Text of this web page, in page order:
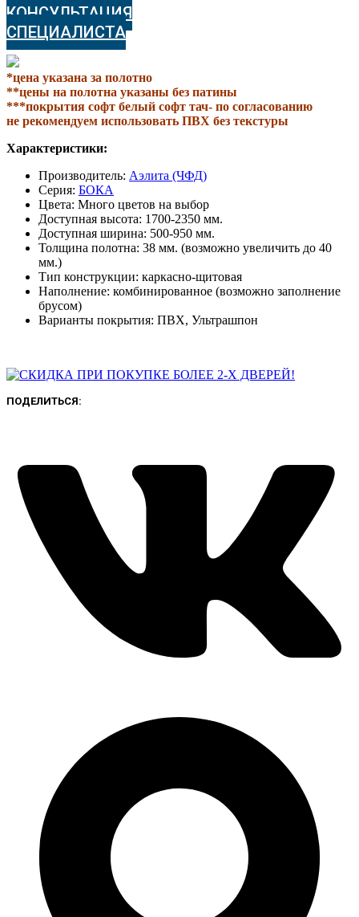
КОНСУЛЬТАЦИЯ
СПЕЦИАЛИСТА
*цена указана за полотно
**цены на полотна указаны без патины
***покрытия софт белый софт тач- по согласованию
не рекомендуем использовать ПВХ без текстуры
Характеристики:
Производитель: Аэлита (ЧФД)
Серия: БОКА
Цвета: Много цветов на выбор
Доступная высота: 1700-2350 мм.
Доступная ширина: 500-950 мм.
Толщина полотна: 38 мм. (возможно увеличить до 40
мм.)
Тип конструкции: каркасно-щитовая
Наполнение: комбинированное (возможно заполнение
брусом)
Варианты покрытия: ПВХ, Ультрашпон
ПОДЕЛИТЬСЯ: